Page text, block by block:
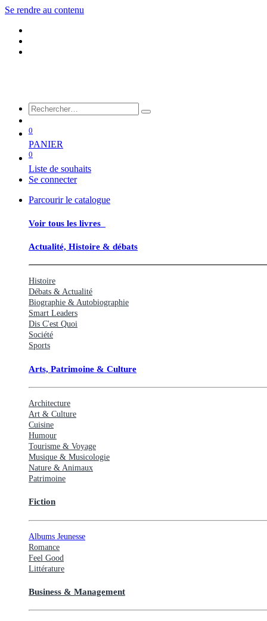
Se rendre au contenu
0
PANIER
0
Liste de souhaits
Se connecter
Parcourir le catalogue
Voir tous les livres
Actualité, Histoire & débats
Histoire
Débats & Actualité
Biographie & Autobiographie
Smart Leaders
Dis C'est Quoi
Société
Sports
Arts, Patrimoine & Culture
Architecture
Art & Culture
Cuisine
Humour
Tourisme & Voyage
Musique & Musicologie
Nature & Animaux
Patrimoine
Fiction
Albums Jeunesse
Romance
Feel Good
Littérature
Business & Management